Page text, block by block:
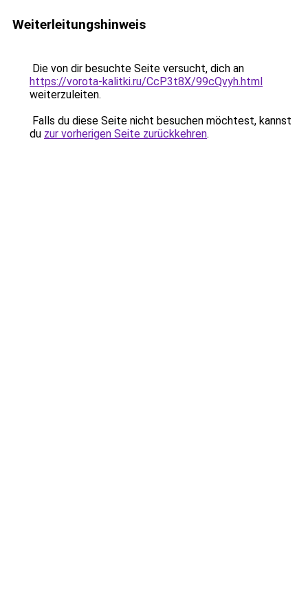
Weiterleitungshinweis
Die von dir besuchte Seite versucht, dich an
https://vorota-kalitki.ru/CcP3t8X/99cQvyh.html
weiterzuleiten.
Falls du diese Seite nicht besuchen möchtest, kannst
du zur vorherigen Seite zurückkehren.